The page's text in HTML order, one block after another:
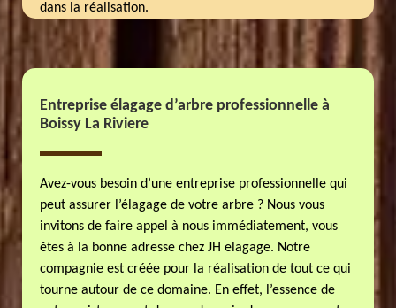
dans la réalisation.
Entreprise élagage d’arbre professionnelle à
Boissy La Riviere
Avez-vous besoin d’une entreprise professionnelle qui
peut assurer l’élagage de votre arbre ? Nous vous
invitons de faire appel à nous immédiatement, vous
êtes à la bonne adresse chez JH elagage. Notre
compagnie est créée pour la réalisation de tout ce qui
tourne autour de ce domaine. En effet, l’essence de